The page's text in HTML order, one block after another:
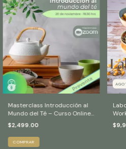
Masterclass Introducción al
Mundo del Té – Curso Online
en Vivo 2025
$2,499.00